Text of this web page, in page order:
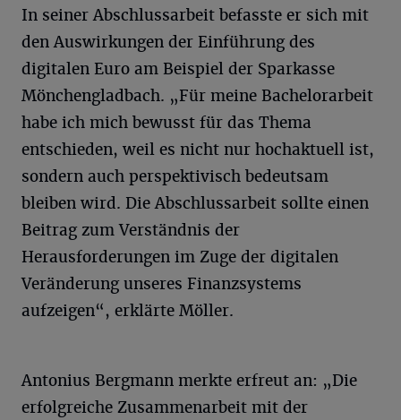
In seiner Abschlussarbeit befasste er sich mit
den Auswirkungen der Einführung des
digitalen Euro am Beispiel der Sparkasse
Mönchengladbach. „Für meine Bachelorarbeit
habe ich mich bewusst für das Thema
entschieden, weil es nicht nur hochaktuell ist,
sondern auch perspektivisch bedeutsam
bleiben wird. Die Abschlussarbeit sollte einen
Beitrag zum Verständnis der
Herausforderungen im Zuge der digitalen
Veränderung unseres Finanzsystems
aufzeigen“, erklärte Möller.
Antonius Bergmann merkte erfreut an: „Die
erfolgreiche Zusammenarbeit mit der